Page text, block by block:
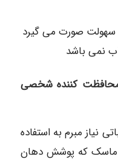
صورت می گیرد
نمی باشد
کننده شخصی
نیاز مبرم به استفاده
ماسک که پوشش دهان